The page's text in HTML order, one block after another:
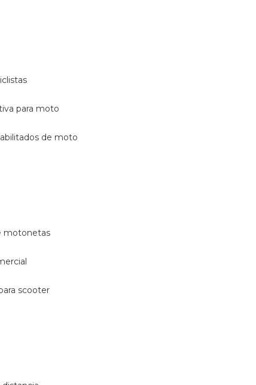
para moto
de moto
motonetas
scooter